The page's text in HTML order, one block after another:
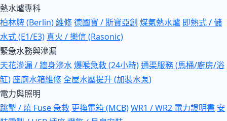
熱水爐專科
柏林牌 (Berlin) 維修德國寶 / 斯寶亞創 煤氣熱水爐 即熱式 / 儲
水式 (E1/E3) 真火 / 樂信 (Rasonic)
緊急水務與滲漏
天花滲漏 / 牆身滲水爆喉急救 (24小時)通渠服務 (馬桶/廚房/浴
缸) 座廁水箱維修全屋水壓提升 (加裝水泵)
電力與照明
跳掣 / 燒 Fuse 急救 更換電箱 (MCB)WR1 / WR2 電力證明書 安